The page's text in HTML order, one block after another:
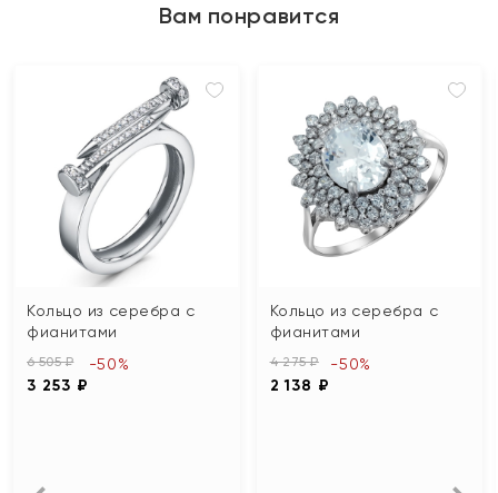
Вам понравится
Кольцо из серебра с
фианитами
6 505 ₽
3 253 ₽
-50%
Кольцо из серебра с
фианитами
4 275 ₽
2 138 ₽
-50%